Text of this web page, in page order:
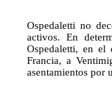
Ospedaletti no
activos. En
Ospedaletti, en
Francia, a
asentamientos por